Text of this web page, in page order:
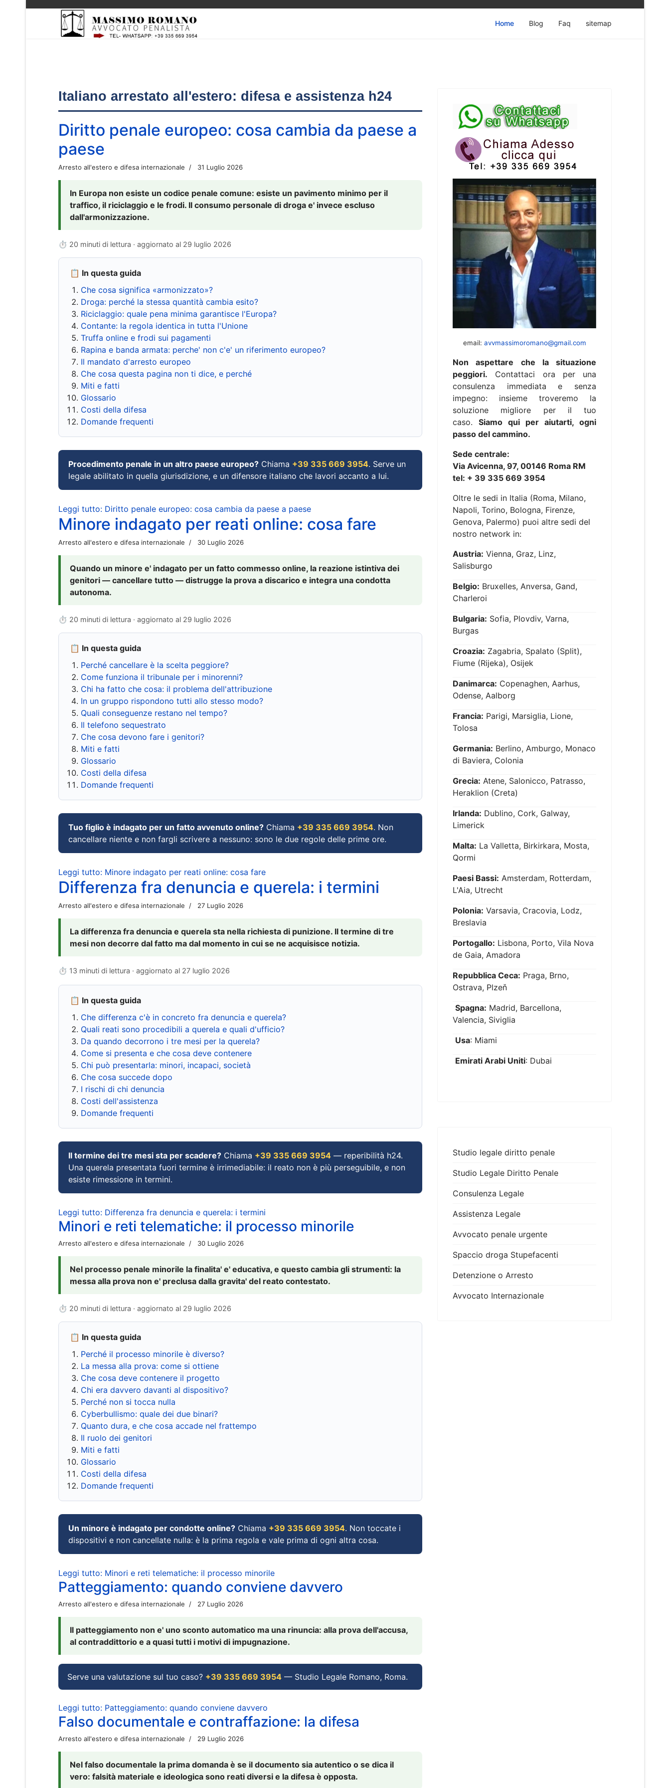
Home Blog Faq sitemap
Italiano arrestato all'estero: difesa e assistenza h24
Diritto penale europeo: cosa cambia da paese a
paese
Arresto all'estero e difesa internazionale 31 Luglio 2026
In Europa non esiste un codice penale comune: esiste un pavimento minimo per il
traffico, il riciclaggio e le frodi. Il consumo personale di droga e' invece escluso
dall'armonizzazione.
⏱ 20 minuti di lettura · aggiornato al 29 luglio 2026
📋 In questa guida
Che cosa significa «armonizzato»?
Droga: perché la stessa quantità cambia esito?
Riciclaggio: quale pena minima garantisce l'Europa?
Contante: la regola identica in tutta l'Unione
Truffa online e frodi sui pagamenti
Rapina e banda armata: perche' non c'e' un riferimento europeo?
Il mandato d'arresto europeo
Che cosa questa pagina non ti dice, e perché
Miti e fatti
Glossario
Costi della difesa
Domande frequenti
Procedimento penale in un altro paese europeo? Chiama +39 335 669 3954. Serve un
legale abilitato in quella giurisdizione, e un difensore italiano che lavori accanto a lui.
Leggi tutto: Diritto penale europeo: cosa cambia da paese a paese
Minore indagato per reati online: cosa fare
Arresto all'estero e difesa internazionale 30 Luglio 2026
Quando un minore e' indagato per un fatto commesso online, la reazione istintiva dei
genitori — cancellare tutto — distrugge la prova a discarico e integra una condotta
autonoma.
⏱ 20 minuti di lettura · aggiornato al 29 luglio 2026
📋 In questa guida
Perché cancellare è la scelta peggiore?
Come funziona il tribunale per i minorenni?
Chi ha fatto che cosa: il problema dell'attribuzione
In un gruppo rispondono tutti allo stesso modo?
Quali conseguenze restano nel tempo?
Il telefono sequestrato
Che cosa devono fare i genitori?
Miti e fatti
Glossario
Costi della difesa
Domande frequenti
Tuo figlio è indagato per un fatto avvenuto online? Chiama +39 335 669 3954. Non
cancellare niente e non fargli scrivere a nessuno: sono le due regole delle prime ore.
Leggi tutto: Minore indagato per reati online: cosa fare
Differenza fra denuncia e querela: i termini
Arresto all'estero e difesa internazionale 27 Luglio 2026
La differenza fra denuncia e querela sta nella richiesta di punizione. Il termine di tre
mesi non decorre dal fatto ma dal momento in cui se ne acquisisce notizia.
⏱ 13 minuti di lettura · aggiornato al 27 luglio 2026
📋 In questa guida
Che differenza c'è in concreto fra denuncia e querela?
Quali reati sono procedibili a querela e quali d'ufficio?
Da quando decorrono i tre mesi per la querela?
Come si presenta e che cosa deve contenere
Chi può presentarla: minori, incapaci, società
Che cosa succede dopo
I rischi di chi denuncia
Costi dell'assistenza
Domande frequenti
Il termine dei tre mesi sta per scadere? Chiama +39 335 669 3954 — reperibilità h24.
Una querela presentata fuori termine è irrimediabile: il reato non è più perseguibile, e non
esiste rimessione in termini.
Leggi tutto: Differenza fra denuncia e querela: i termini
Minori e reti telematiche: il processo minorile
Arresto all'estero e difesa internazionale 30 Luglio 2026
Nel processo penale minorile la finalita' e' educativa, e questo cambia gli strumenti: la
messa alla prova non e' preclusa dalla gravita' del reato contestato.
⏱ 20 minuti di lettura · aggiornato al 29 luglio 2026
📋 In questa guida
Perché il processo minorile è diverso?
La messa alla prova: come si ottiene
Che cosa deve contenere il progetto
Chi era davvero davanti al dispositivo?
Perché non si tocca nulla
Cyberbullismo: quale dei due binari?
Quanto dura, e che cosa accade nel frattempo
Il ruolo dei genitori
Miti e fatti
Glossario
Costi della difesa
Domande frequenti
Un minore è indagato per condotte online? Chiama +39 335 669 3954. Non toccate i
dispositivi e non cancellate nulla: è la prima regola e vale prima di ogni altra cosa.
Leggi tutto: Minori e reti telematiche: il processo minorile
Patteggiamento: quando conviene davvero
Arresto all'estero e difesa internazionale 27 Luglio 2026
Il patteggiamento non e' uno sconto automatico ma una rinuncia: alla prova dell'accusa,
al contraddittorio e a quasi tutti i motivi di impugnazione.
Serve una valutazione sul tuo caso? +39 335 669 3954 — Studio Legale Romano, Roma.
Leggi tutto: Patteggiamento: quando conviene davvero
Falso documentale e contraffazione: la difesa
Arresto all'estero e difesa internazionale 29 Luglio 2026
Nel falso documentale la prima domanda è se il documento sia autentico o se dica il
vero: falsità materiale e ideologica sono reati diversi e la difesa è opposta.
email: avvmassimoromano@gmail.com
Non aspettare che la situazione
peggiori. Contattaci ora per una
consulenza immediata e senza
impegno: insieme troveremo la
soluzione migliore per il tuo
caso. Siamo qui per aiutarti, ogni
passo del cammino.
Sede centrale:
Via Avicenna, 97, 00146 Roma RM
tel: + 39 335 669 3954
Oltre le sedi in Italia (Roma, Milano,
Napoli, Torino, Bologna, Firenze,
Genova, Palermo) puoi altre sedi del
nostro network in:
Austria: Vienna, Graz, Linz,
Salisburgo
Belgio: Bruxelles, Anversa, Gand,
Charleroi
Bulgaria: Sofia, Plovdiv, Varna,
Burgas
Croazia: Zagabria, Spalato (Split),
Fiume (Rijeka), Osijek
Danimarca: Copenaghen, Aarhus,
Odense, Aalborg
Francia: Parigi, Marsiglia, Lione,
Tolosa
Germania: Berlino, Amburgo, Monaco
di Baviera, Colonia
Grecia: Atene, Salonicco, Patrasso,
Heraklion (Creta)
Irlanda: Dublino, Cork, Galway,
Limerick
Malta: La Valletta, Birkirkara, Mosta,
Qormi
Paesi Bassi: Amsterdam, Rotterdam,
L'Aia, Utrecht
Polonia: Varsavia, Cracovia, Lodz,
Breslavia
Portogallo: Lisbona, Porto, Vila Nova
de Gaia, Amadora
Repubblica Ceca: Praga, Brno,
Ostrava, Plzeň
Spagna: Madrid, Barcellona,
Valencia, Siviglia
Usa: Miami
Emirati Arabi Uniti: Dubai
Studio legale diritto penale
Studio Legale Diritto Penale
Consulenza Legale
Assistenza Legale
Avvocato penale urgente
Spaccio droga Stupefacenti
Detenzione o Arresto
Avvocato Internazionale